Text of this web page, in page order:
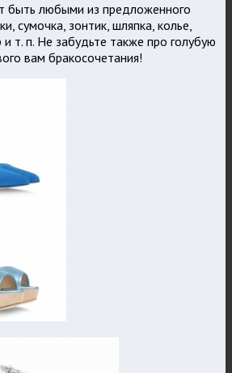
быть любыми из предложенного
сумочка, зонтик, шляпка, колье,
и т. п. Не забудьте также про голубую
вам бракосочетания!